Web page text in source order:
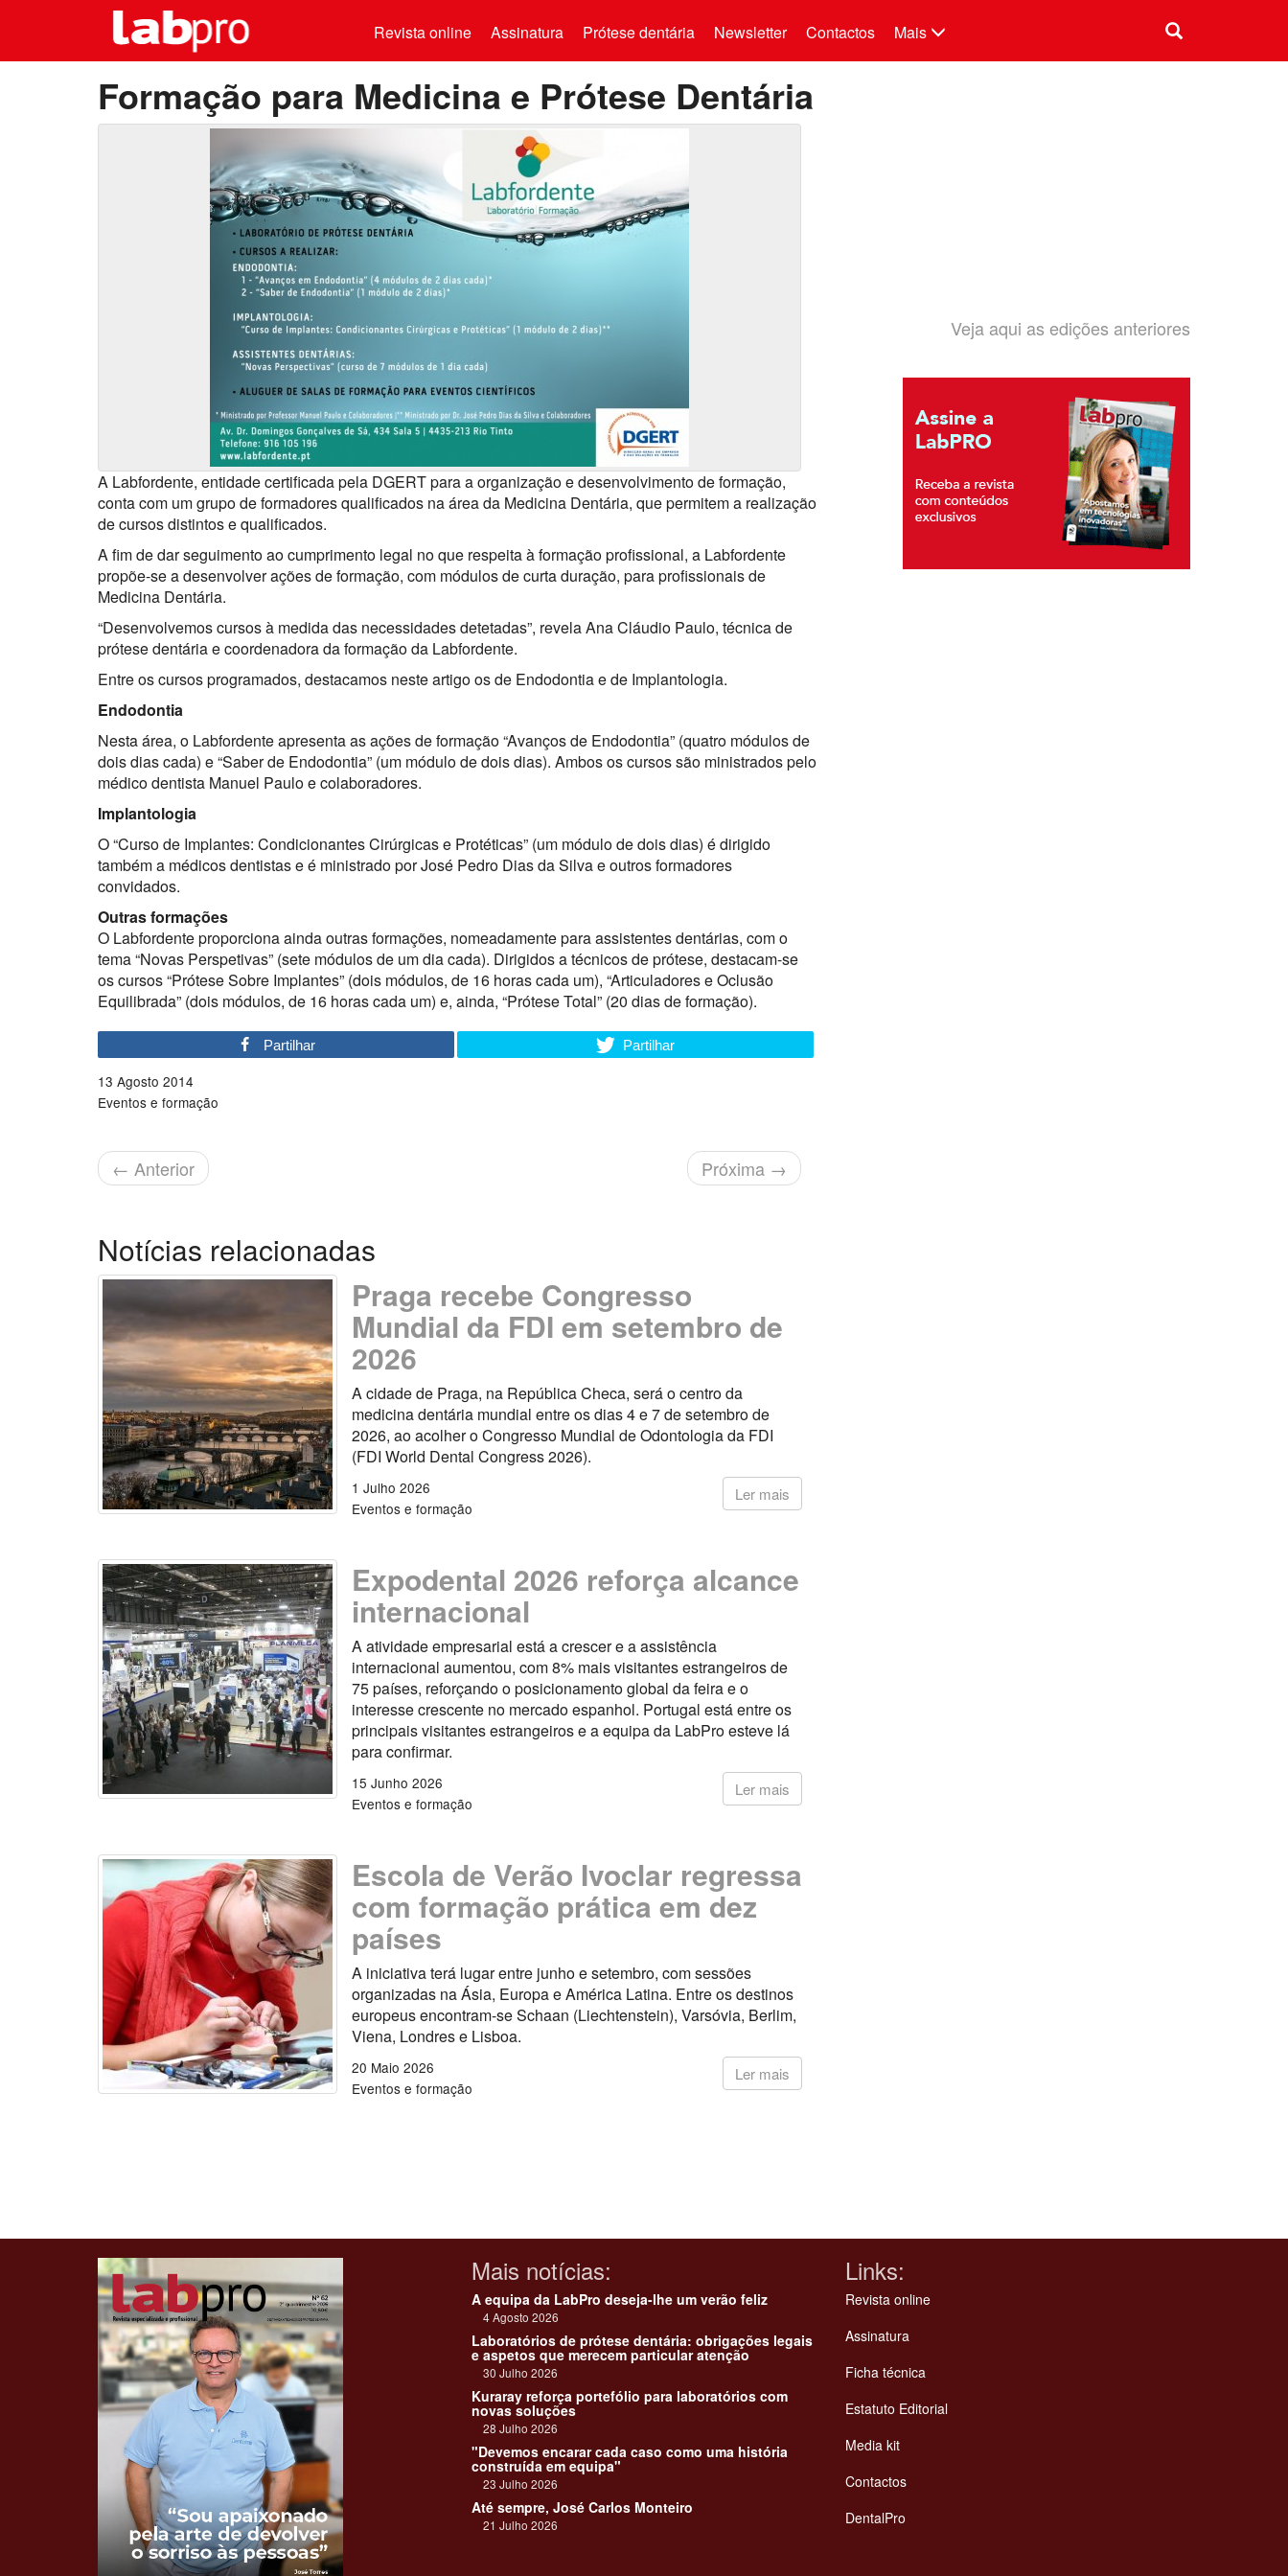
Mais
Revista online Assinatura Prótese dentária Newsletter Contactos
Formação para Medicina e Prótese Dentária
A Labfordente, entidade certificada pela DGERT para a organização e desenvolvimento de formação,
conta com um grupo de formadores qualificados na área da Medicina Dentária, que permitem a realização
de cursos distintos e qualificados.
A fim de dar seguimento ao cumprimento legal no que respeita à formação profissional, a Labfordente
propõe-se a desenvolver ações de formação, com módulos de curta duração, para profissionais de
Medicina Dentária.
“Desenvolvemos cursos à medida das necessidades detetadas”, revela Ana Cláudio Paulo, técnica de
prótese dentária e coordenadora da formação da Labfordente.
Entre os cursos programados, destacamos neste artigo os de Endodontia e de Implantologia.
Endodontia
Nesta área, o Labfordente apresenta as ações de formação “Avanços de Endodontia” (quatro módulos de
dois dias cada) e “Saber de Endodontia” (um módulo de dois dias). Ambos os cursos são ministrados pelo
médico dentista Manuel Paulo e colaboradores.
Implantologia
O “Curso de Implantes: Condicionantes Cirúrgicas e Protéticas” (um módulo de dois dias) é dirigido
também a médicos dentistas e é ministrado por José Pedro Dias da Silva e outros formadores
convidados.
Outras formações
O Labfordente proporciona ainda outras formações, nomeadamente para assistentes dentárias, com o
tema “Novas Perspetivas” (sete módulos de um dia cada). Dirigidos a técnicos de prótese, destacam-se
os cursos “Prótese Sobre Implantes” (dois módulos, de 16 horas cada um), “Articuladores e Oclusão
Equilibrada” (dois módulos, de 16 horas cada um) e, ainda, “Prótese Total” (20 dias de formação).
Partilhar Partilhar
13 Agosto 2014
Eventos e formação
← Anterior Próxima →
Veja aqui as edições anteriores
Notícias relacionadas
Praga recebe Congresso
Mundial da FDI em setembro de
2026
A cidade de Praga, na República Checa, será o centro da
medicina dentária mundial entre os dias 4 e 7 de setembro de
2026, ao acolher o Congresso Mundial de Odontologia da FDI
(FDI World Dental Congress 2026).
Ler mais
1 Julho 2026
Eventos e formação
Expodental 2026 reforça alcance
internacional
A atividade empresarial está a crescer e a assistência
internacional aumentou, com 8% mais visitantes estrangeiros de
75 países, reforçando o posicionamento global da feira e o
interesse crescente no mercado espanhol. Portugal está entre os
principais visitantes estrangeiros e a equipa da LabPro esteve lá
para confirmar.
Ler mais
15 Junho 2026
Eventos e formação
Escola de Verão Ivoclar regressa
com formação prática em dez
países
A iniciativa terá lugar entre junho e setembro, com sessões
organizadas na Ásia, Europa e América Latina. Entre os destinos
europeus encontram-se Schaan (Liechtenstein), Varsóvia, Berlim,
Viena, Londres e Lisboa.
Ler mais
20 Maio 2026
Eventos e formação
Clique para ler
Mais notícias:
A equipa da LabPro deseja-lhe um verão feliz
4 Agosto 2026
Laboratórios de prótese dentária: obrigações legais
e aspetos que merecem particular atenção
30 Julho 2026
Kuraray reforça portefólio para laboratórios com
novas soluções
28 Julho 2026
"Devemos encarar cada caso como uma história
construída em equipa"
23 Julho 2026
Até sempre, José Carlos Monteiro
21 Julho 2026
Links:
Revista online
Assinatura
Ficha técnica
Estatuto Editorial
Media kit
Contactos
DentalPro